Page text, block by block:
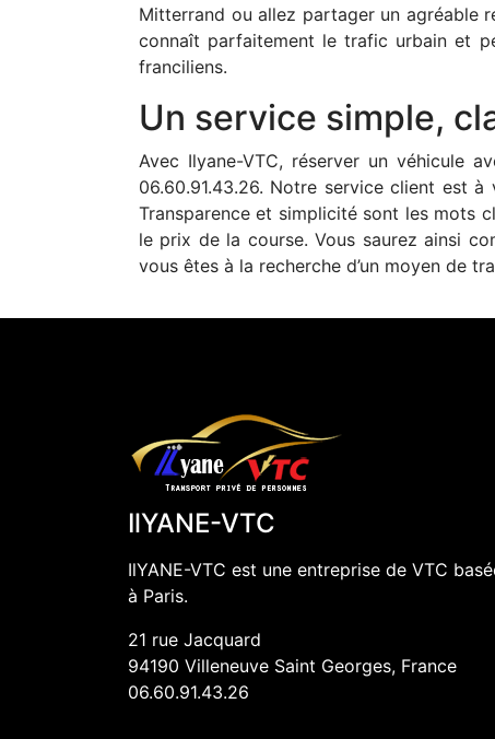
Mitterrand ou allez partager un agréable
connaît parfaitement le trafic urbain et
franciliens.
Un service simple,
Avec Ilyane-VTC, réserver un véhicule
06.60.91.43.26. Notre service client est
Transparence et simplicité sont les mots
le prix de la course. Vous saurez ainsi
vous êtes à la recherche d’un moyen de
IlYANE-VTC
IlYANE-VTC est une entreprise de VTC
à Paris.
21 rue Jacquard
94190 Villeneuve Saint Georges, France
06.60.91.43.26